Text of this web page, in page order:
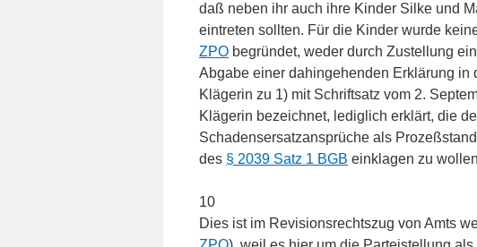
daß neben ihr auch ihre Kinder Silke und
eintreten sollten. Für die Kinder wurde
ZPO begründet, weder durch Zustellung
Abgabe einer dahingehenden Erklärung
Klägerin zu 1) mit Schriftsatz vom 2.
Klägerin bezeichnet, lediglich erklärt, die
Schadensersatzansprüche als
des § 2039 Satz 1 BGB einklagen zu
10
Dies ist im Revisionsrechtszug von Amts